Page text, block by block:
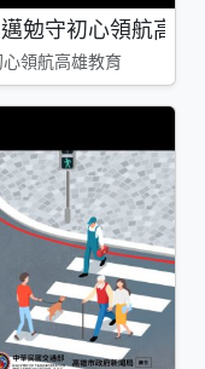
勉守初心領航高雄
領航高雄教育